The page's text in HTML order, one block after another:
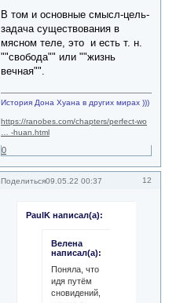
В том и основные смысл-цель-
задача существования в
мясном теле, это и есть т. н.
""свобода"" или ""жизнь
вечная"".
История Дона Хуана в других мирах )))
https://ranobes.com/chapters/perfect-wo
… -huan.html
0
Поделиться 12
09.05.22 00:37
PaulK написал(а):
Велена
написал(а):
Поняла, что
идя путём
сновидений,